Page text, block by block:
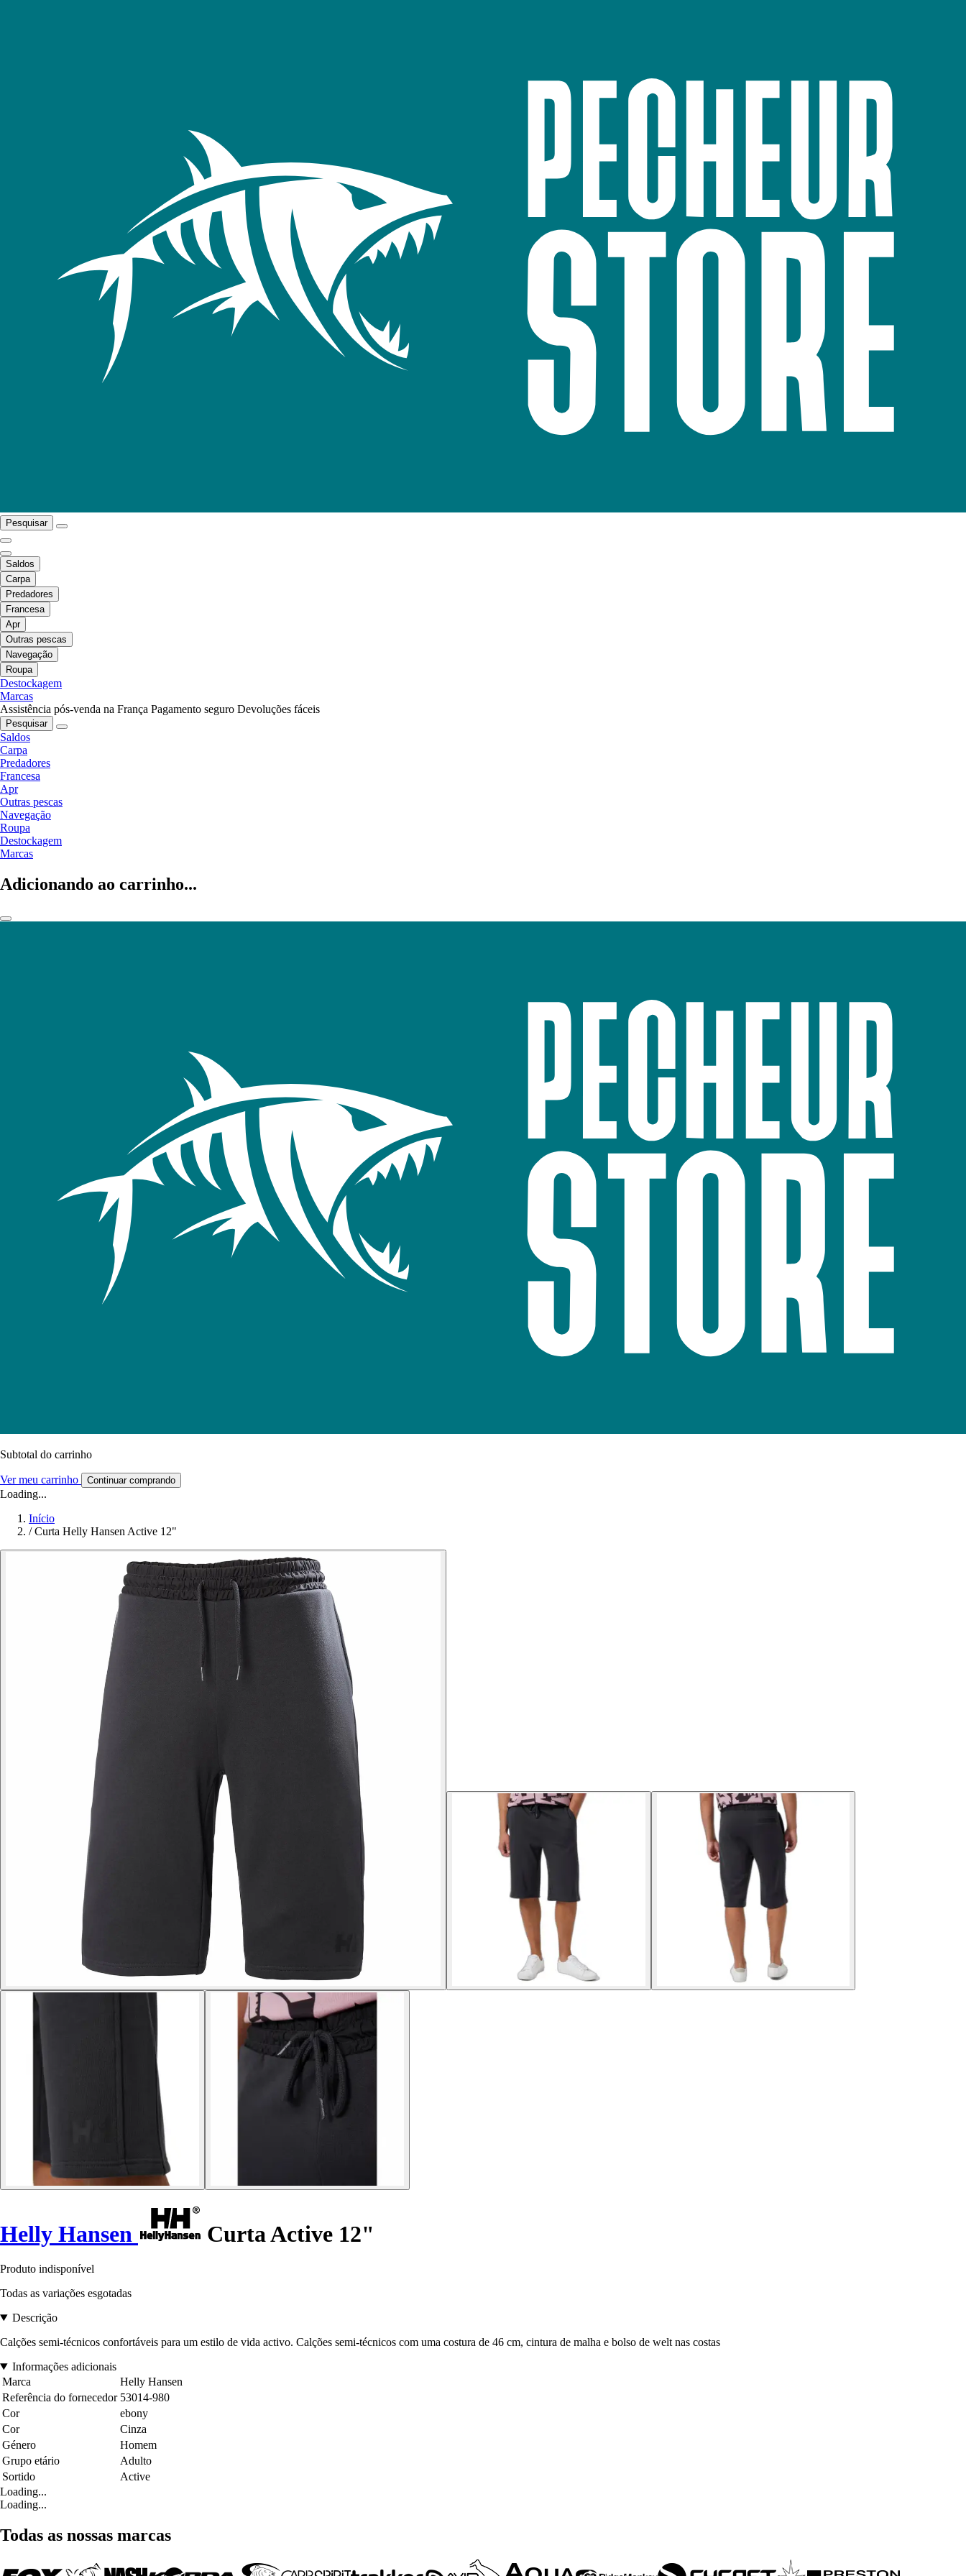
Pesquisar
Saldos
Carpa
Predadores
Francesa
Apr
Outras pescas
Navegação
Roupa
Destockagem
Marcas
Assistência pós-venda na França Pagamento seguro Devoluções fáceis
Pesquisar
Saldos
Carpa
Predadores
Francesa
Apr
Outras pescas
Navegação
Roupa
Destockagem
Marcas
Adicionando ao carrinho...
Subtotal do carrinho
Ver meu carrinho Continuar comprando
Loading...
Início
/ Curta Helly Hansen Active 12"
Helly Hansen Curta Active 12"
Produto indisponível
Todas as variações esgotadas
Descrição
Calções semi-técnicos confortáveis para um estilo de vida activo. Calções semi-técnicos com uma costura de 46 cm, cintura de malha e bolso de welt nas costas
Informações adicionais
Marca
Helly Hansen
Referência do fornecedor 53014-980
Cor
ebony
Cor
Cinza
Género
Homem
Grupo etário
Adulto
Sortido
Active
Loading...
Loading...
Todas as nossas marcas